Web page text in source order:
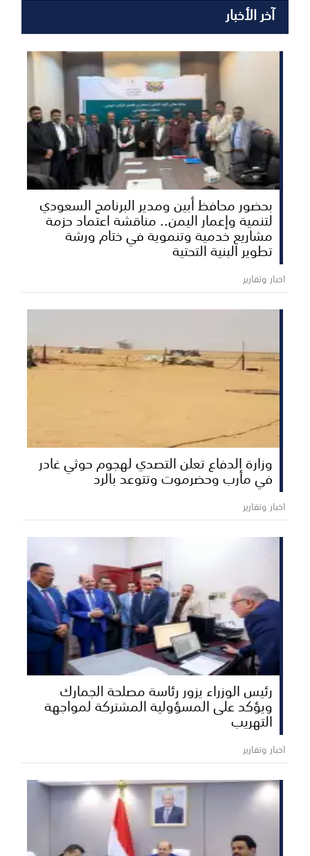
آخر الأخبار
بحضور محافظ أبين ومدير البرنامج السعودي
لتنمية وإعمار اليمن.. مناقشة اعتماد حزمة
مشاريع خدمية وتنموية في ختام ورشة
تطوير البنية التحتية
اخبار وتقارير
وزارة الدفاع تعلن التصدي لهجوم حوثي غادر
في مأرب وحضرموت وتتوعد بالرد
اخبار وتقارير
رئيس الوزراء يزور رئاسة مصلحة الجمارك
ويؤكد على المسؤولية المشتركة لمواجهة
التهريب
اخبار وتقارير